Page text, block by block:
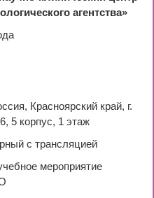
агентства»
Красноярский край, г.
5 корпус, 1 этаж
с трансляцией
мероприятие